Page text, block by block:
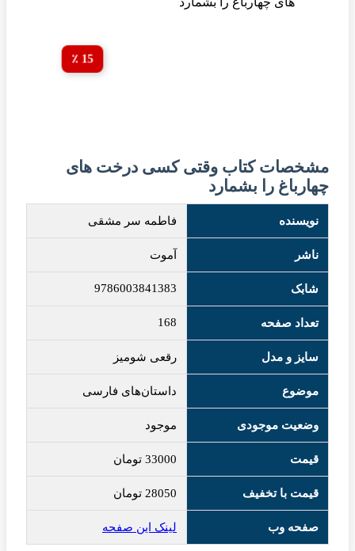
15 ٪
مشخصات کتاب وقتی کسی درخت های
چهارباغ را بشمارد
نویسنده فاطمه سر مشقی
ناشر آموت
شابک 9786003841383
تعداد صفحه 168
سایز و مدل رقعی شومیز
موضوع داستان‌های فارسی
وضعیت موجودی موجود
قیمت 33000 تومان
قیمت با تخفیف 28050 تومان
صفحه وب لینک این صفحه